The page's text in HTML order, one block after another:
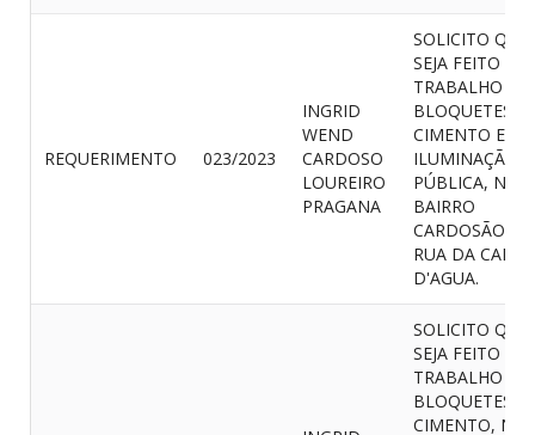
REQUERIMENTO 023/2023
INGRID
WEND
CARDOSO
LOUREIRO
PRAGANA
SOLICITO QUE
SEJA FEITO O
TRABALHO DE
BLOQUETES
CIMENTO E
ILUMINAÇÃO
PÚBLICA, NO
BAIRRO
CARDOSÃO,
RUA DA CAIXA
D'AGUA.
SOLICITO QUE
SEJA FEITO O
TRABALHO DE
BLOQUETES
CIMENTO, NO